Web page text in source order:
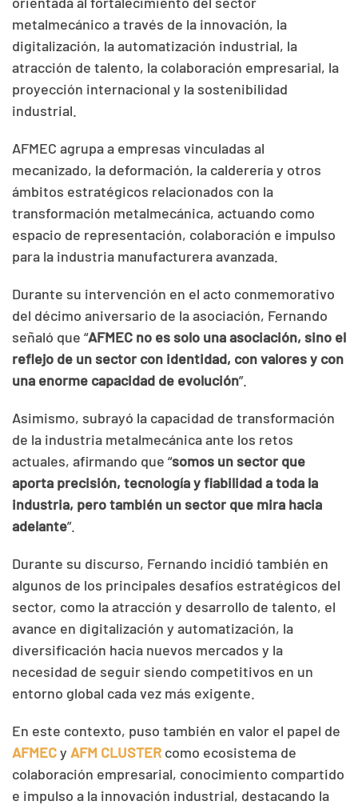
metalmecánico a través de la innovación, la
digitalización, la automatización industrial, la
atracción de talento, la colaboración empresarial, la
proyección internacional y la sostenibilidad
industrial.
AFMEC agrupa a empresas vinculadas al
mecanizado, la deformación, la calderería y otros
ámbitos estratégicos relacionados con la
transformación metalmecánica, actuando como
espacio de representación, colaboración e impulso
para la industria manufacturera avanzada.
Durante su intervención en el acto conmemorativo
del décimo aniversario de la asociación, Fernando
señaló que “AFMEC no es solo una asociación, sino el
reflejo de un sector con identidad, con valores y con
una enorme capacidad de evolución”.
Asimismo, subrayó la capacidad de transformación
de la industria metalmecánica ante los retos
actuales, afirmando que “somos un sector que
aporta precisión, tecnología y fiabilidad a toda la
industria, pero también un sector que mira hacia
adelante”.
Durante su discurso, Fernando incidió también en
algunos de los principales desafíos estratégicos del
sector, como la atracción y desarrollo de talento, el
avance en digitalización y automatización, la
diversificación hacia nuevos mercados y la
necesidad de seguir siendo competitivos en un
entorno global cada vez más exigente.
En este contexto, puso también en valor el papel de
AFMECy AFM CLUSTER como ecosistema de
colaboración empresarial, conocimiento compartido
e impulso a la innovación industrial, destacando la